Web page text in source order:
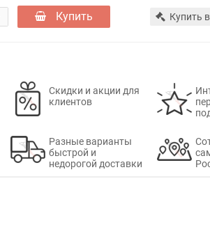
Купить Купить
Скидки и акции для
клиентов
Разные варианты
быстрой и
недорогой доставки